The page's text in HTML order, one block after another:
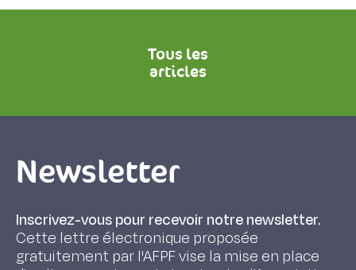
Tous les
articles
Newsletter
Inscrivez-vous pour recevoir notre newsletter.
Cette lettre électronique proposée
gratuitement par l'AFPF vise la mise en place